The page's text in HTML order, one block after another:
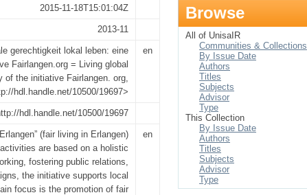
2015-11-18T15:01:04Z
2013-11
gerechtigkeit lokal leben: eine
Fairlangen.org = Living global
the initiative Fairlangen. org,
hdl.handle.net/10500/19697>
en
hdl.handle.net/10500/19697
(fair living in Erlangen)
are based on a holistic
fostering public relations,
the initiative supports local
focus is the promotion of fair
en
Browse
All of UnisaIR
Communities & Collections
By Issue Date
Authors
Titles
Subjects
Advisor
Type
This Collection
By Issue Date
Authors
Titles
Subjects
Advisor
Type